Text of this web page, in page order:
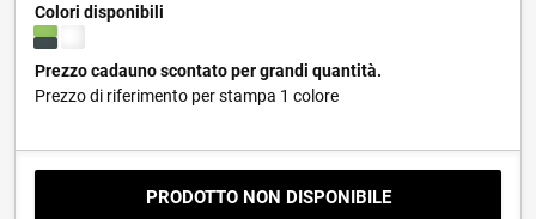
Colori disponibili
Prezzo cadauno scontato per grandi quantità.
Prezzo di riferimento per stampa 1 colore
PRODOTTO NON DISPONIBILE